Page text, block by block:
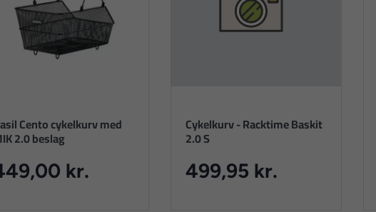
Cento cykelkurv med
2.0 beslag
kr.
Cykelkurv - Racktime Baskit
2.0 S
499,95 kr.